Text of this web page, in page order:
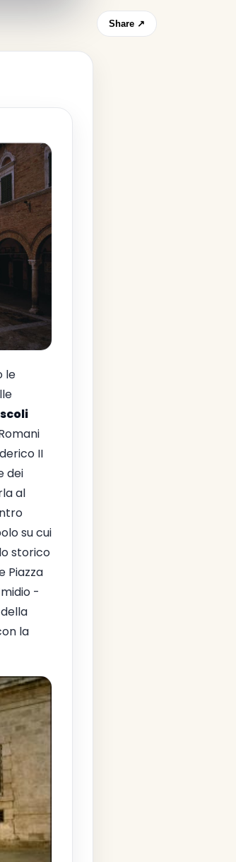
Share ↗
le
II
dei
al
su cui
storico
Piazza
-
la